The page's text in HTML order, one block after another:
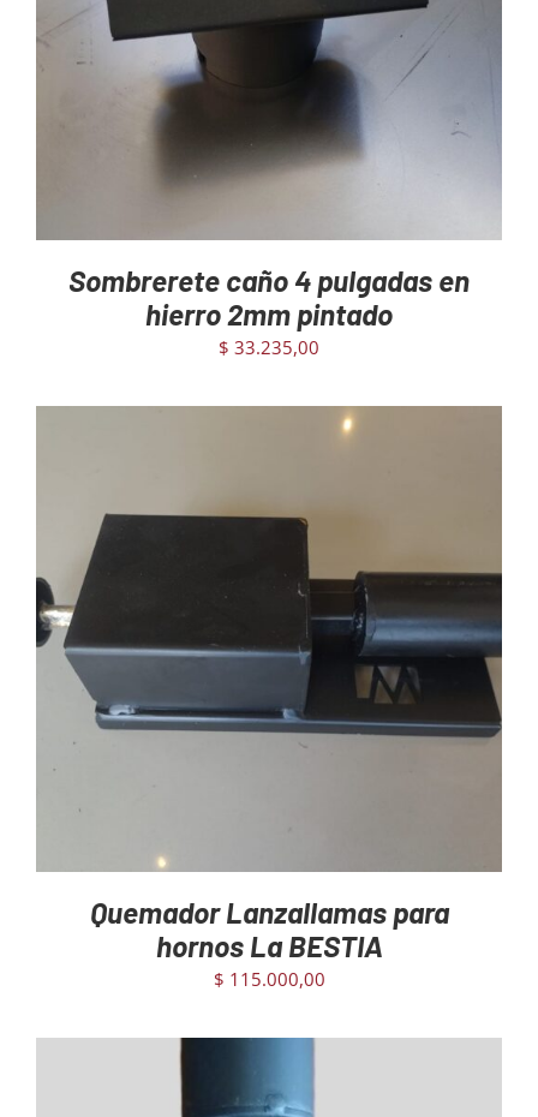
AGREGAR AL CARRITO / DETAILS
Sombrerete caño 4 pulgadas en
hierro 2mm pintado
$ 33.235,00
AGREGAR AL CARRITO DETAILS
Quemador Lanzallamas para
hornos La BESTIA
$ 115.000,00